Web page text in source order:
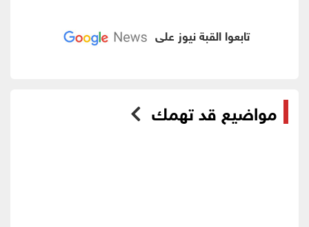
تابعوا القبة نيوز على
مواضيع قد تهمك